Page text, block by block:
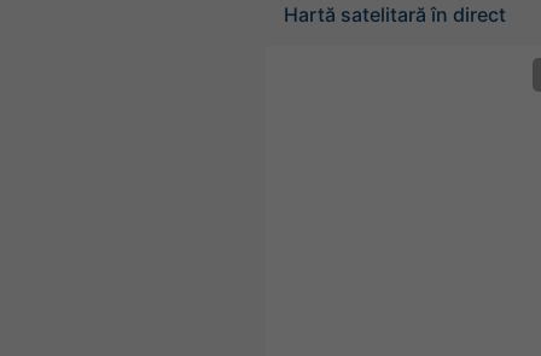
Hartă satelitară în direct